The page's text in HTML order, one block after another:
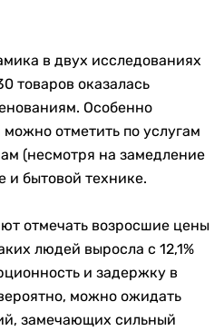
в двух исследованиях
товаров оказалась
Особенно
отметить по услугам
(несмотря на замедление
и бытовой технике.
отмечать возросшие цены
людей выросла с 12,1%
и задержку в
можно ожидать
замечающих сильный